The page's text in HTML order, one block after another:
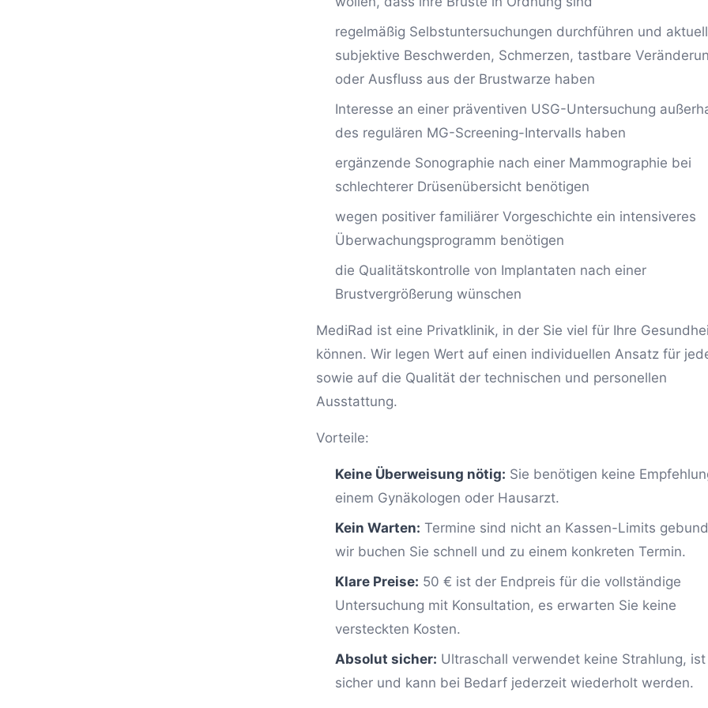
regelmäßig Selbstuntersuchungen durchführen und aktuell
subjektive Beschwerden, Schmerzen, tastbare
oder Ausfluss aus der Brustwarze haben
Interesse an einer präventiven USG-Untersuchung
des regulären MG-Screening-Intervalls haben
ergänzende Sonographie nach einer Mammographie bei
schlechterer Drüsenübersicht benötigen
wegen positiver familiärer Vorgeschichte ein intensiveres
Überwachungsprogramm benötigen
die Qualitätskontrolle von Implantaten nach einer
Brustvergrößerung wünschen
MediRad ist eine Privatklinik, in der Sie viel für Ihre
können. Wir legen Wert auf einen individuellen Ansatz für
sowie auf die Qualität der technischen und personellen
Ausstattung.
Vorteile:
Keine Überweisung nötig: Sie benötigen keine
einem Gynäkologen oder Hausarzt.
Kein Warten: Termine sind nicht an Kassen-Limits
wir buchen Sie schnell und zu einem konkreten Termin.
Klare Preise: 50 € ist der Endpreis für die vollständige
Untersuchung mit Konsultation, es erwarten Sie keine
versteckten Kosten.
Absolut sicher: Ultraschall verwendet keine Strahlung, ist
sicher und kann bei Bedarf jederzeit wiederholt werden.